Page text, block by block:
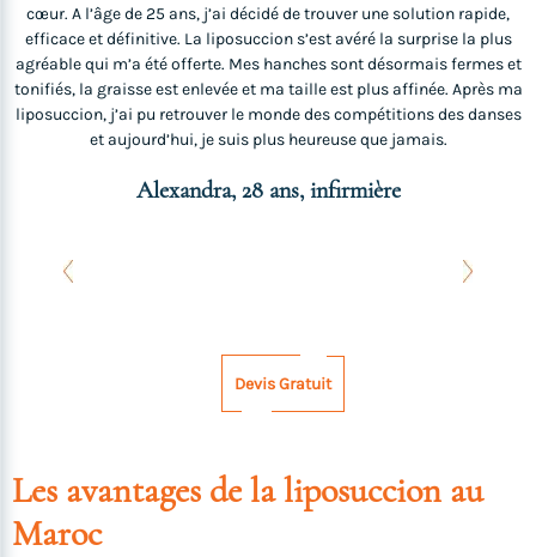
cœur. A l’âge de 25 ans, j’ai décidé de trouver une solution rapide,
efficace et définitive. La liposuccion s’est avéré la surprise la plus
agréable qui m’a été offerte. Mes hanches sont désormais fermes et
tonifiés, la graisse est enlevée et ma taille est plus affinée. Après ma
liposuccion, j’ai pu retrouver le monde des compétitions des danses
et aujourd’hui, je suis plus heureuse que jamais.
Alexandra, 28 ans, infirmière
Devis Gratuit
Les avantages de la liposuccion au
Maroc